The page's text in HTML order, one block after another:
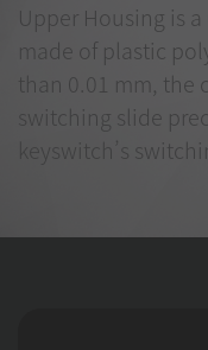
Upper Housing is
made of plastic
than 0.01 mm, the
switching slide
keyswitch’s